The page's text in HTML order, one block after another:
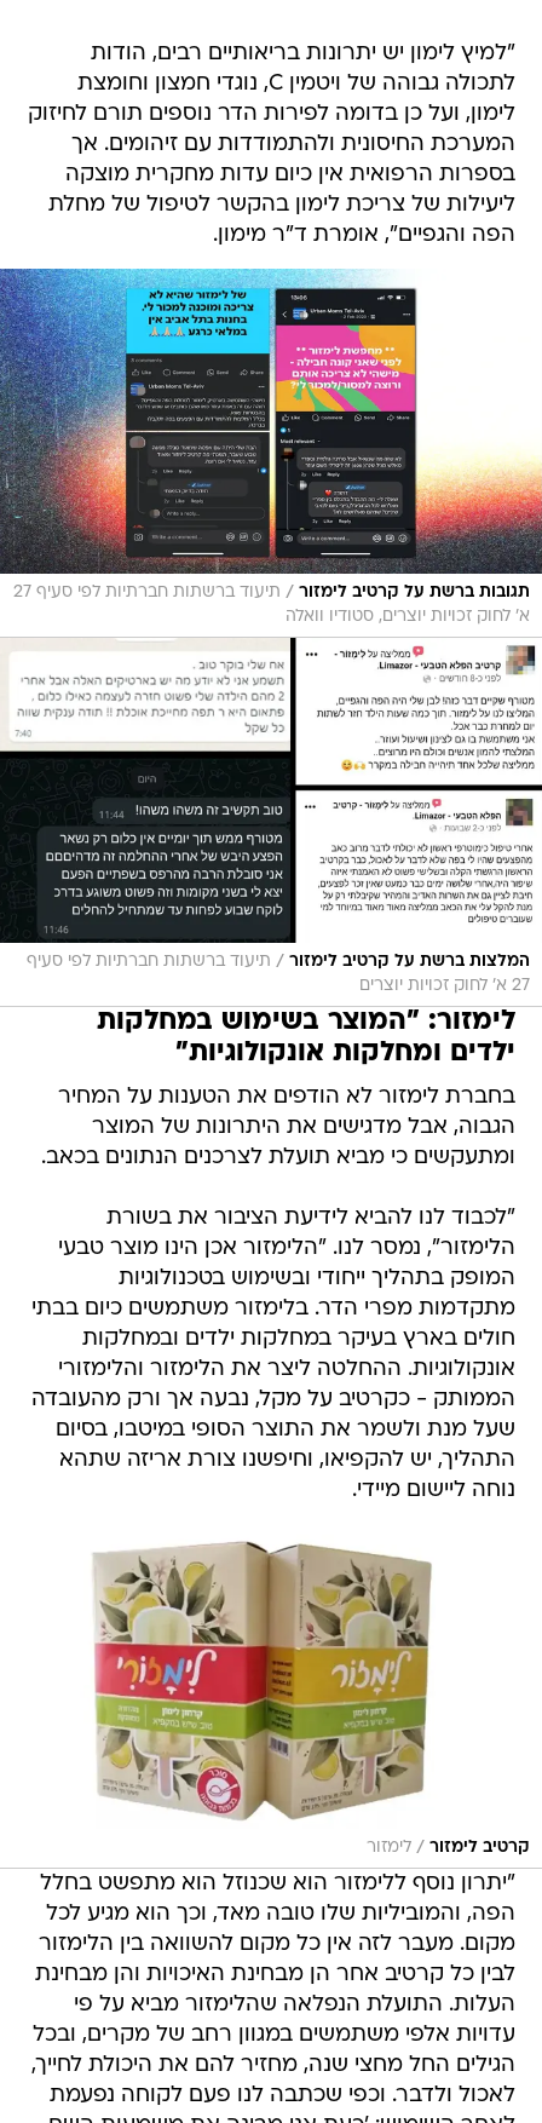
"למיץ לימון יש יתרונות בריאותיים רבים, הודות
לתכולה גבוהה של ויטמין C, נוגדי חמצון וחומצת
לימון, ועל כן בדומה לפירות הדר נוספים תורם לחיזוק
המערכת החיסונית ולהתמודדות עם זיהומים. אך
בספרות הרפואית אין כיום עדות מחקרית מוצקה
ליעילות של צריכת לימון בהקשר לטיפול של מחלת
הפה והגפיים", אומרת ד"ר מימון.
תגובות ברשת על קרטיב לימזור /
תיעוד ברשתות חברתיות לפי סעיף 27
א' לחוק זכויות יוצרים, סטודיו וואלה
המלצות ברשת על קרטיב לימזור / תיעוד ברשתות חברתיות לפי סעיף
27 א' לחוק זכויות יוצרים
לימזור: "המוצר בשימוש במחלקות
ילדים ומחלקות אונקולוגיות"
בחברת לימזור לא הודפים את הטענות על המחיר
הגבוה, אבל מדגישים את היתרונות של המוצר
ומתעקשים כי מביא תועלת לצרכנים הנתונים בכאב.
"לכבוד לנו להביא לידיעת הציבור את בשורת
הלימזור", נמסר לנו. "הלימזור אכן הינו מוצר טבעי
המופק בתהליך ייחודי ובשימוש בטכנולוגיות
מתקדמות מפרי הדר. בלימזור משתמשים כיום בבתי
חולים בארץ בעיקר במחלקות ילדים ובמחלקות
אונקולוגיות. ההחלטה ליצר את הלימזור והלימזורי
הממותק - כקרטיב על מקל, נבעה אך ורק מהעובדה
שעל מנת ולשמר את התוצר הסופי במיטבו, בסיום
התהליך, יש להקפיאו, וחיפשנו צורת אריזה שתהא
נוחה ליישום מיידי.
קרטיב לימזור / לימזור
"יתרון נוסף ללימזור הוא שכנוזל הוא מתפשט בחלל
הפה, והמוביליות שלו טובה מאד, וכך הוא מגיע לכל
מקום. מעבר לזה אין כל מקום להשוואה בין הלימזור
לבין כל קרטיב אחר הן מבחינת האיכויות והן מבחינת
העלות. התועלת הנפלאה שהלימזור מביא על פי
עדויות אלפי משתמשים במגוון רחב של מקרים, ובכל
הגילים החל מחצי שנה, מחזיר להם את היכולת לחייך,
לאכול ולדבר. וכפי שכתבה לנו פעם לקוחה נפעמת